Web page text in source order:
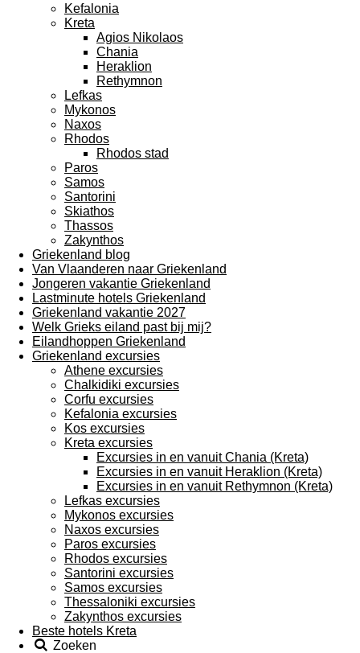
Kefalonia
Kreta
Agios Nikolaos
Chania
Heraklion
Rethymnon
Lefkas
Mykonos
Naxos
Rhodos
Rhodos stad
Paros
Samos
Santorini
Skiathos
Thassos
Zakynthos
Griekenland blog
Van Vlaanderen naar Griekenland
Jongeren vakantie Griekenland
Lastminute hotels Griekenland
Griekenland vakantie 2027
Welk Grieks eiland past bij mij?
Eilandhoppen Griekenland
Griekenland excursies
Athene excursies
Chalkidiki excursies
Corfu excursies
Kefalonia excursies
Kos excursies
Kreta excursies
Excursies in en vanuit Chania (Kreta)
Excursies in en vanuit Heraklion (Kreta)
Excursies in en vanuit Rethymnon (Kreta)
Lefkas excursies
Mykonos excursies
Naxos excursies
Paros excursies
Rhodos excursies
Santorini excursies
Samos excursies
Thessaloniki excursies
Zakynthos excursies
Beste hotels Kreta
Zoeken